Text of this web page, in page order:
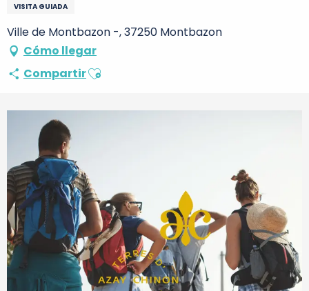
VISITA GUIADA
Ville de Montbazon -, 37250 Montbazon
Cómo llegar
CompartirAjouter aux favoris